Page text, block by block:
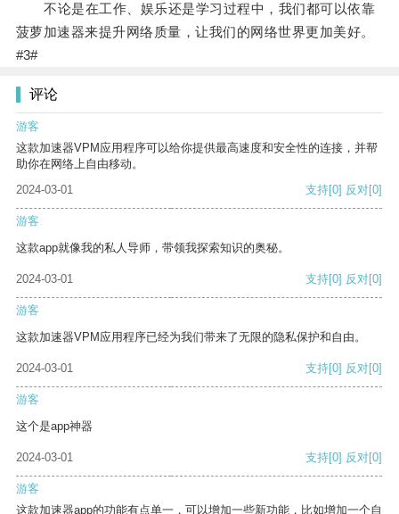
不论是在工作、娱乐还是学习过程中，我们都可以依靠
菠萝加速器来提升网络质量，让我们的网络世界更加美好。
#3#
评论
游客
这款加速器VPM应用程序可以给你提供最高速度和安全性的连接，并帮
助你在网络上自由移动。
2024-03-01
支持[0] 反对[0]
游客
这款app就像我的私人导师，带领我探索知识的奥秘。
2024-03-01 支持[0] 反对[0]
游客
这款加速器VPM应用程序已经为我们带来了无限的隐私保护和自由。
2024-03-01 支持[0] 反对[0]
游客
这个是app神器
2024-03-01 支持[0] 反对[0]
游客
这款加速器app的功能有点单一，可以增加一些新功能，比如增加一个自